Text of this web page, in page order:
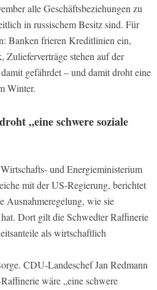
alle Geschäftsbeziehungen zu
in russischem Besitz sind. Für
Banken frieren Kreditlinien ein,
Zulieferverträge stehen auf der
gefährdet – und damit droht eine
Winter.
„eine schwere soziale
und Energieministerium
mit der US-Regierung, berichtet
wie sie
Dort gilt die Schwedter Raffinerie
als wirtschaftlich
CDU-Landeschef Jan Redmann
wäre „eine schwere